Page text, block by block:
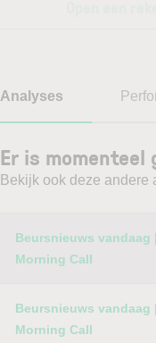
Analyses
Er is momenteel
Bekijk ook deze andere
Category Titel
Beursnieuws vandaag
Morning Call
Beursnieuws vandaag
Morning Call